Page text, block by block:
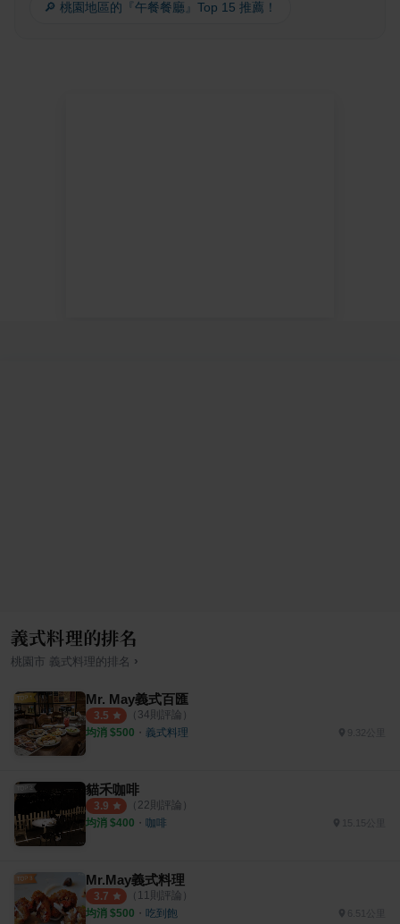
🔎 桃園地區的『午餐餐廳』Top 15 推薦！
義式料理的排名
桃園市 義式料理 的排名 ›
Mr. May義式百匯
3.5 （ 34則評論）
均消 $500 ・ 義式料理 9.32公里
貓禾咖啡
3.9 （ 22則評論）
均消 $400 ・ 咖啡 15.15公里
Mr.May義式料理
3.7 （ 11則評論）
均消 $500 ・ 吃到飽 6.51公里